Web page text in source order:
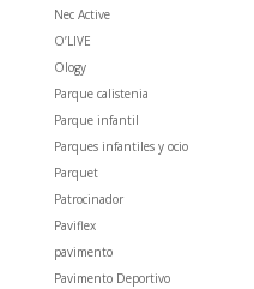
Nec Active
O’LIVE
Ology
Parque calistenia
Parque infantil
Parques infantiles y ocio
Parquet
Patrocinador
Paviflex
pavimento
Pavimento Deportivo